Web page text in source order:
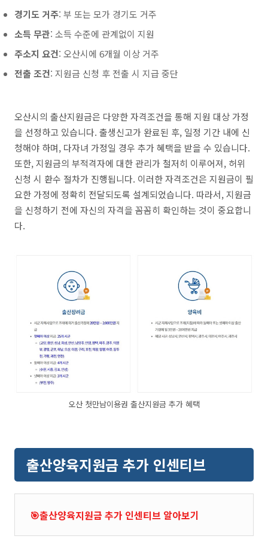
경기도 거주: 부 또는 모가 경기도 거주
소득 무관: 소득 수준에 관계없이 지원
주소지 요건: 오산시에 6개월 이상 거주
전출 조건: 지원금 신청 후 전출 시 지급 중단
오산시의 출산지원금은 다양한 자격조건을 통해 지원 대상 가정
을 선정하고 있습니다. 출생신고가 완료된 후, 일정 기간 내에 신
청해야 하며, 다자녀 가정일 경우 추가 혜택을 받을 수 있습니다.
또한, 지원금의 부적격자에 대한 관리가 철저히 이루어져, 허위
신청 시 환수 절차가 진행됩니다. 이러한 자격조건은 지원금이 필
요한 가정에 정확히 전달되도록 설계되었습니다. 따라서, 지원금
을 신청하기 전에 자신의 자격을 꼼꼼히 확인하는 것이 중요합니
다.
오산 첫만남이용권 출산지원금 추가 혜택
출산양육지원금 추가 인센티브
🎯출산양육지원금 추가 인센티브 알아보기